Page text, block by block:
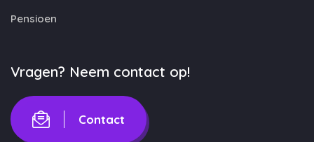
Pensioen
Vragen? Neem contact op!
Contact